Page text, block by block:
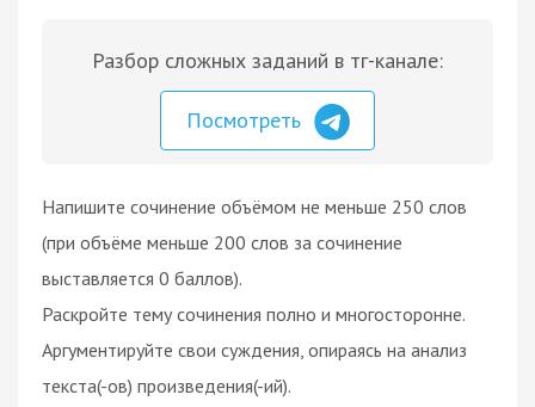
Разбор сложных заданий в тг-канале:
Посмотреть
Напишите сочинение объёмом не меньше 250 слов
(при объёме меньше 200 слов за сочинение
выставляется 0 баллов).
Раскройте тему сочинения полно и многосторонне.
Аргументируйте свои суждения, опираясь на анализ
текста(-ов) произведения(-ий).